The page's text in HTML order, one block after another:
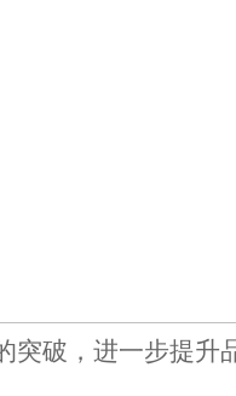
突破，进一步提升